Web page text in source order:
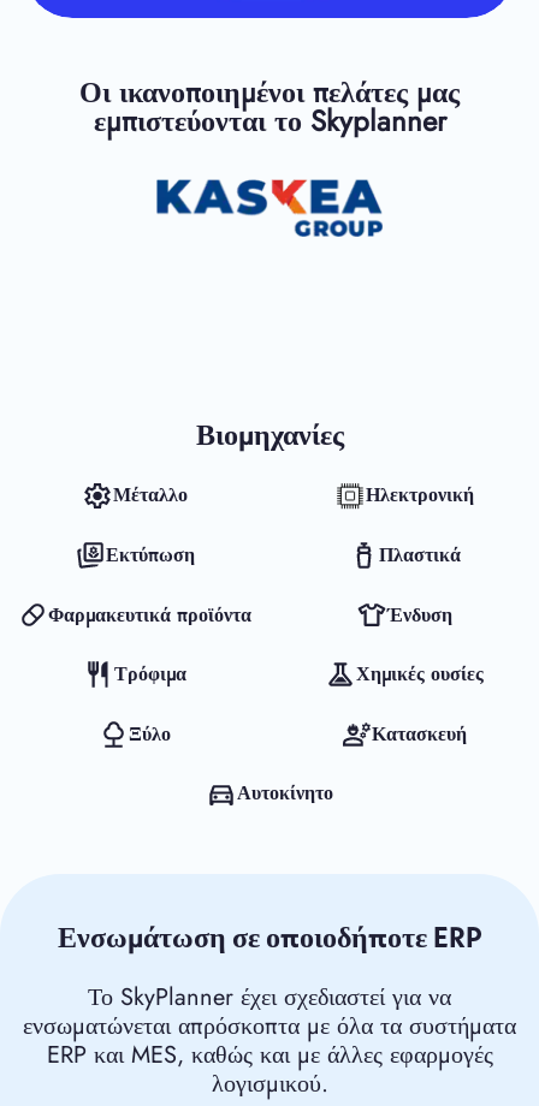
Οι ικανοποιημένοι πελάτες μας
εμπιστεύονται το Skyplanner
Βιομηχανίες
Μέταλλο Ηλεκτρονική
Εκτύπωση Πλαστικά
Φαρμακευτικά προϊόντα Ένδυση
Τρόφιμα Χημικές ουσίες
Ξύλο Κατασκευή
Αυτοκίνητο
Ενσωμάτωση σε οποιοδήποτε ERP
Το SkyPlanner έχει σχεδιαστεί για να
ενσωματώνεται απρόσκοπτα με όλα τα συστήματα
ERP και MES, καθώς και με άλλες εφαρμογές
λογισμικού.